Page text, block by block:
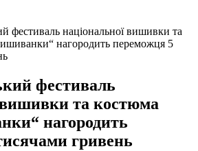
фестиваль національної вишивки та
нагородить переможця 5
фестиваль
вишивки та костюма
нагородить
гривень